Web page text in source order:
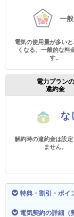
一
電気の使用量が多い
くなる、一般的な料
す。
電力プランの
違約金
な
解約時の違約金は設
ません。
特典・割引・ポイ
電気契約の詳細（